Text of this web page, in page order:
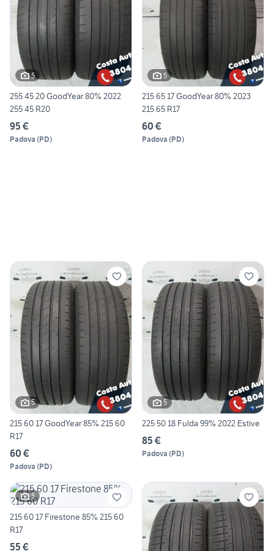
5
255 45 20 GoodYear 80% 2022
255 45 R20
95 €
Padova (PD)
5
215 65 17 GoodYear 80% 2023
215 65 R17
60 €
Padova (PD)
5
215 60 17 GoodYear 85% 215 60
R17
60 €
Padova (PD)
5
225 50 18 Fulda 99% 2022 Estive
85 €
Padova (PD)
5
215 60 17 Firestone 85% 215 60
R17
55 €